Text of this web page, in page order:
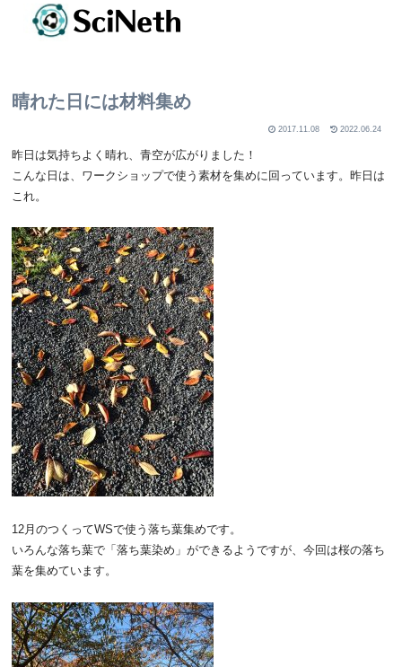
晴れた日には材料集め
2017.11.08 2022.06.24
昨日は気持ちよく晴れ、青空が広がりました！
こんな日は、ワークショップで使う素材を集めに回っています。昨日は
これ。
12月のつくってWSで使う落ち葉集めです。
いろんな落ち葉で「落ち葉染め」ができるようですが、今回は桜の落ち
葉を集めています。